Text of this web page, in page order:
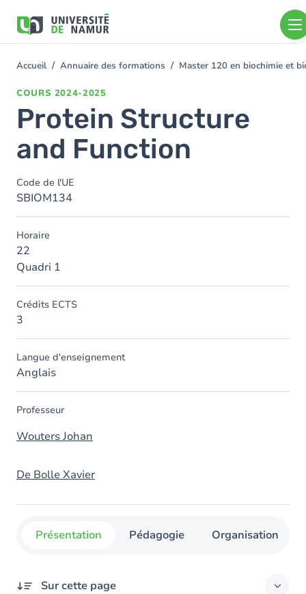
contenu
You
Accueil Annuaire des formations Master 120 en biochimie et
COURS 2024-2025
Protein Structure
and Function
Code de l'UE
SBIOM134
Horaire
22
Quadri 1
Crédits ECTS
3
Langue d'enseignement
Anglais
Professeur
Wouters Johan
De Bolle Xavier
Présentation Pédagogie Organisation
Sur cette page